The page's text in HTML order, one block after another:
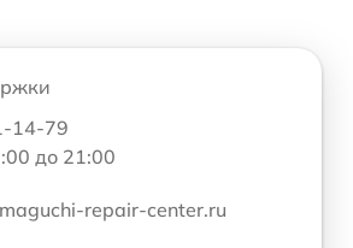
14-79
до 21:00
repair-center.ru